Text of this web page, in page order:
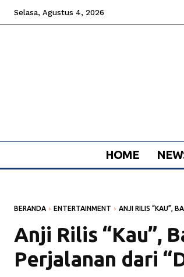
Selasa, Agustus 4, 2026
HOME
BERANDA ENTERTAINMENT ANJI RILIS “KAU”,
Anji Rilis “Kau”,
Perjalanan dari